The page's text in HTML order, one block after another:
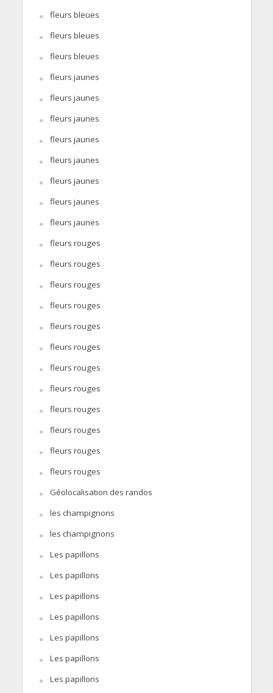
fleurs bleues
fleurs bleues
fleurs bleues
fleurs jaunes
fleurs jaunes
fleurs jaunes
fleurs jaunes
fleurs jaunes
fleurs jaunes
fleurs jaunes
fleurs jaunes
fleurs rouges
fleurs rouges
fleurs rouges
fleurs rouges
fleurs rouges
fleurs rouges
fleurs rouges
fleurs rouges
fleurs rouges
fleurs rouges
fleurs rouges
fleurs rouges
Géolocalisation des randos
les champignons
les champignons
Les papillons
Les papillons
Les papillons
Les papillons
Les papillons
Les papillons
Les papillons